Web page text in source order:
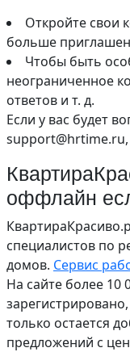
Откройте свои
больше
Чтобы быть
неограниченное
ответов и т. д.
Если у вас будет
оффлайн
специалистов по
домов. Сервис
На сайте более 10
только остается
предложений с